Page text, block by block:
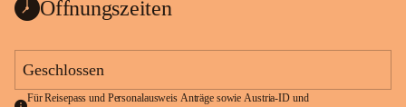
Öffnungszeiten
Geschlossen
Für Reisepass und Personalausweis Anträge sowie Austria-ID und